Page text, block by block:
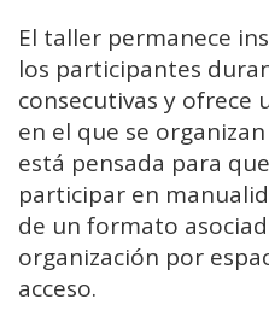
El taller permanece
los participantes
consecutivas y
en el que se
está pensada para
participar en
de un formato
organización por
acceso.